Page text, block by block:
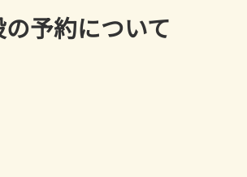
予約について